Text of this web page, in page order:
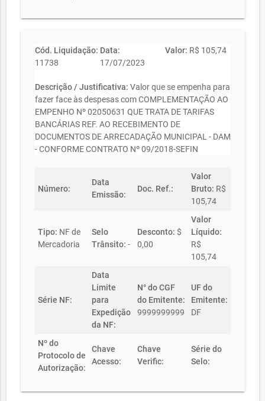
Cód. Liquidação:
11738
Data:
17/07/2023
Valor: R$ 105,74
Descrição / Justificativa: Valor que se empenha para
fazer face às despesas com COMPLEMENTAÇÃO AO
EMPENHO Nº 02050631 QUE TRATA DE TARIFAS
BANCÁRIAS REF. AO RECEBIMENTO DE
DOCUMENTOS DE ARRECADAÇÃO MUNICIPAL - DAM
- CONFORME CONTRATO Nº 09/2018-SEFIN
Número:
Data
Emissão:
Doc. Ref.:
Valor
Bruto: R$
105,74
Tipo: NF de
Mercadoria
Selo
Trânsito: -
Desconto: $
0,00
Valor
Líquido:
R$
105,74
Série NF:
Data
Limite
para
Expedição
da NF:
N° do CGF
do Emitente:
9999999999
UF do
Emitente:
DF
Nº do
Protocolo de
Autorização:
Chave
Acesso:
Chave
Verific:
Série do
Selo: